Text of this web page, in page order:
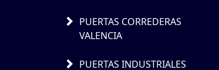
PUERTAS CORREDERAS
VALENCIA
PUERTAS INDUSTRIALES